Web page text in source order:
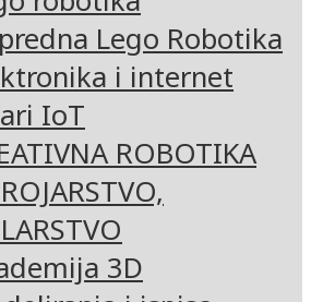
Lego Robotika
i internet
IoT
ROBOTIKA
3D